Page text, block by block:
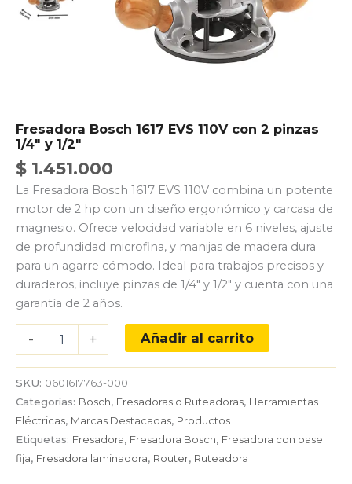
Fresadora Bosch 1617 EVS 110V con 2 pinzas
1/4″ y 1/2″
$ 1.451.000
La Fresadora Bosch 1617 EVS 110V combina un potente
motor de 2 hp con un diseño ergonómico y carcasa de
magnesio. Ofrece velocidad variable en 6 niveles, ajuste
de profundidad microfina, y manijas de madera dura
para un agarre cómodo. Ideal para trabajos precisos y
duraderos, incluye pinzas de 1/4″ y 1/2″ y cuenta con una
garantía de 2 años.
-
EVS
con
2
pinzas
1/4"
+ Añadir al carrito
SKU: 0601617763-000
Categorías: Bosch, Fresadoras o Ruteadoras, Herramientas
Eléctricas, Marcas Destacadas, Productos
Etiquetas: Fresadora, Fresadora Bosch, Fresadora con base
fija, Fresadora laminadora, Router, Ruteadora